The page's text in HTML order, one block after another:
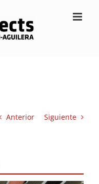
Anterior Siguiente